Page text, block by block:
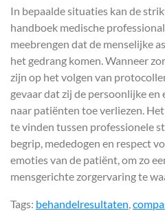
In bepaalde situaties kan de
handboek medische
meebrengen dat de menselijke
het gedrang komen. Wanneer
zijn op het volgen van
gevaar dat zij de persoonlijke
naar patiënten toe verliezen.
te vinden tussen professionele
begrip, mededogen en respect
emoties van de patiënt, om zo
mensgerichte zorgervaring te
Tags: behandelresultaten,